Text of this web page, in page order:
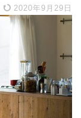
2020年9月29日